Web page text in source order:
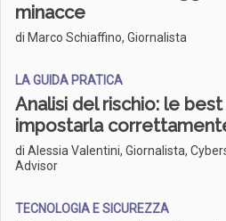
minacce
di Marco Schiaffino, Giornalista
LA GUIDA PRATICA
Analisi del rischio: le
impostarla
di Alessia Valentini, Giornalista,
Advisor
TECNOLOGIA E SICUREZZA